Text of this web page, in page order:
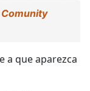
a que aparezca